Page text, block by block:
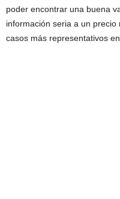
poder encontrar una buena
información seria a un
casos más representativos